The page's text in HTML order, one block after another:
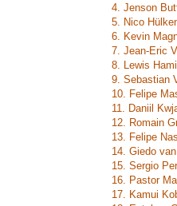
4. Jenson
5. Nico
6. Kevin
7. Jean-Eric
8. Lewis
9. Sebastian
10. Felipe
11. Daniil
12. Romain
13. Felipe
14. Giedo
15. Sergio
16. Pastor
17. Kamui